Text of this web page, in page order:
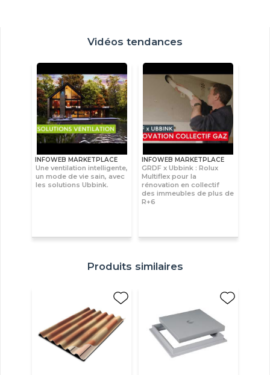
Vidéos tendances
INFOWEB MARKETPLACE
Une ventilation intelligente,
un mode de vie sain, avec
les solutions Ubbink.
INFOWEB MARKETPLACE
GRDF x Ubbink : Rolux
Multiflex pour la
rénovation en collectif
des immeubles de plus de
R+6
Produits similaires